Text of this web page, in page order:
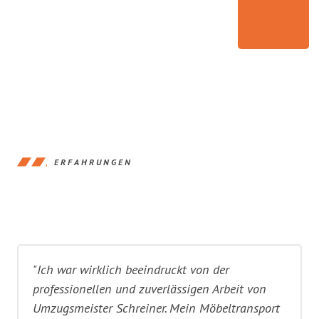
ERFAHRUNGEN
"Ich war wirklich beeindruckt von der
professionellen und zuverlässigen Arbeit von
Umzugsmeister Schreiner. Mein Möbeltransport